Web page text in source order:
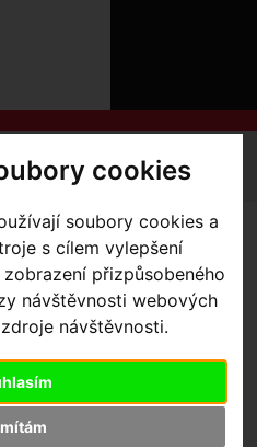
cookies
soubory cookies a
s cílem vylepšení
přizpůsobeného
návštěvnosti webových
návštěvnosti.
O
SLUŽBY
ZTRATILI
Oakley
ENCODER
Onyx/Prizm